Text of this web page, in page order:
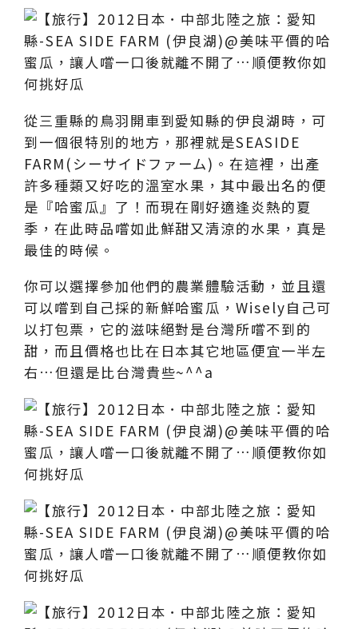
從三重縣的鳥羽開車到愛知縣的伊良湖時，可
到一個很特別的地方，那裡就是SEASIDE
FARM(シーサイドファーム)。在這裡，出產
許多種類又好吃的溫室水果，其中最出名的便
是『哈蜜瓜』了！而現在剛好適逢炎熱的夏
季，在此時品嚐如此鮮甜又清涼的水果，真是
最佳的時候。
你可以選擇參加他們的農業體驗活動，並且還
可以嚐到自己採的新鮮哈蜜瓜，Wisely自己可
以打包票，它的滋味絕對是台灣所嚐不到的
甜，而且價格也比在日本其它地區便宜一半左
右…但還是比台灣貴些~^^a